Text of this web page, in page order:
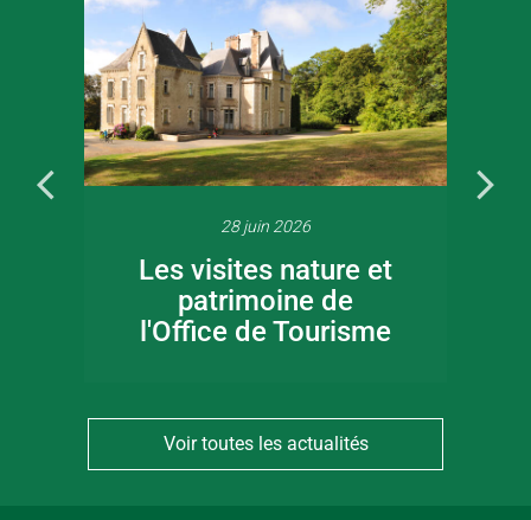
28 juin 2026
Les visites nature et
patrimoine de
l'Office de Tourisme
Voir toutes les actualités